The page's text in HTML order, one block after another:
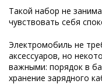
Такой набор не
чувствовать себя
Электромобиль не
аксессуаров, но
важными: порядок в
хранение зарядного